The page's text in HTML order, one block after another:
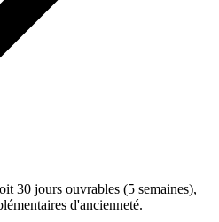
30 jours ouvrables (5 semaines),
d'ancienneté.